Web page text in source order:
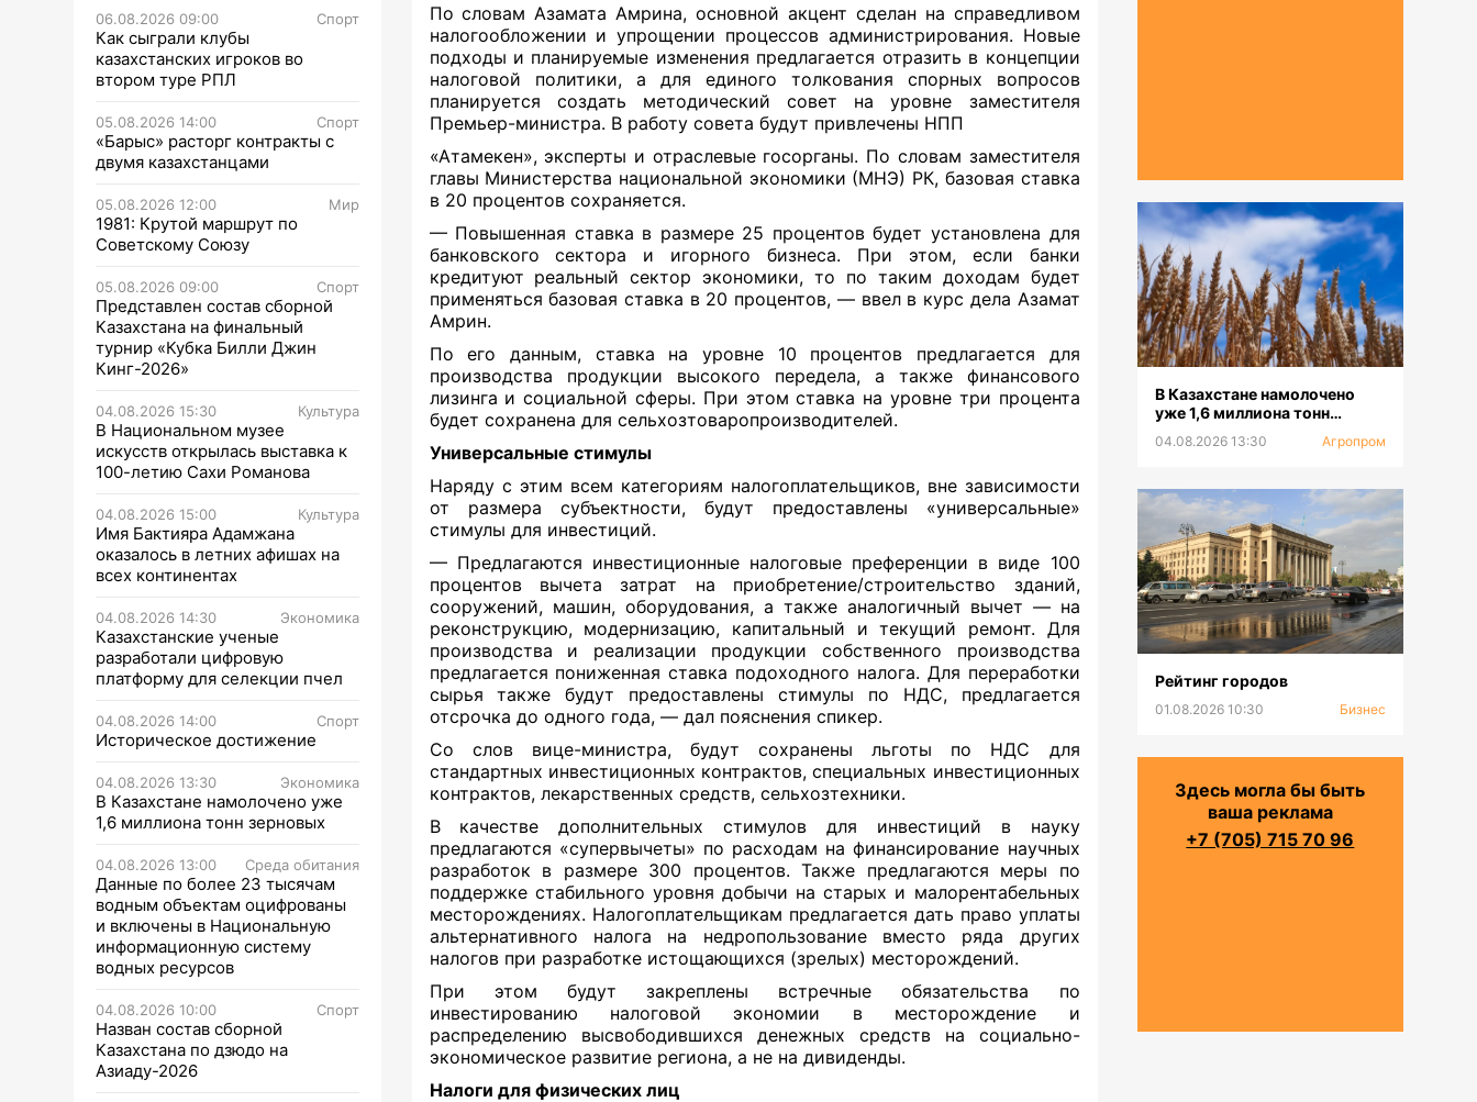
06.08.2026 09:00 Спорт
Как сыграли клубы
казахстанских игроков во
втором туре РПЛ
05.08.2026 14:00 Спорт
«Барыс» расторг контракты с
двумя казахстанцами
05.08.2026 12:00 Мир
1981: Крутой маршрут по
Советскому Союзу
05.08.2026 09:00 Спорт
Представлен состав сборной
Казахстана на финальный
турнир «Кубка Билли Джин
Кинг-2026»
04.08.2026 15:30 Культура
В Национальном музее
искусств открылась выставка к
100-летию Сахи Романова
04.08.2026 15:00 Культура
Имя Бактияра Адамжана
оказалось в летних афишах на
всех континентах
04.08.2026 14:30 Экономика
Казахстанские ученые
разработали цифровую
платформу для селекции пчел
04.08.2026 14:00 Спорт
Историческое достижение
04.08.2026 13:30 Экономика
В Казахстане намолочено уже
1,6 миллиона тонн зерновых
04.08.2026 13:00 Среда обитания
Данные по более 23 тысячам
водным объектам оцифрованы
и включены в Национальную
информационную систему
водных ресурсов
04.08.2026 10:00 Спорт
Назван состав сборной
Казахстана по дзюдо на
Азиаду-2026
По словам Азамата Амрина, основной акцент сделан на справедливом
налогообложении и упрощении процессов администрирования. Новые
подходы и планируемые изменения предлагается отразить в концепции
налоговой политики, а для единого толкования спорных вопросов
планируется создать методический совет на уровне заместителя
Премьер-министра. В работу совета будут привлечены НПП
«Атамекен», эксперты и отраслевые госорганы. По словам заместителя
главы Министерства национальной экономики (МНЭ) РК, базовая ставка
в 20 процентов сохраняется.
— Повышенная ставка в размере 25 процентов будет установлена для
банковского сектора и игорного бизнеса. При этом, если банки
кредитуют реальный сектор экономики, то по таким доходам будет
применяться базовая ставка в 20 процентов, — ввел в курс дела Азамат
Амрин.
По его данным, ставка на уровне 10 процентов предлагается для
производства продукции высокого передела, а также финансового
лизинга и социальной сферы. При этом ставка на уровне три процента
будет сохранена для сельхозтоваропроизводителей.
Универсальные стимулы
Наряду с этим всем категориям налогоплательщиков, вне зависимости
от размера субъектности, будут предоставлены «универсальные»
стимулы для инвестиций.
— Предлагаются инвестиционные налоговые преференции в виде 100
процентов вычета затрат на приобретение/строительство зданий,
сооружений, машин, оборудования, а также аналогичный вычет — на
реконструкцию, модернизацию, капитальный и текущий ремонт. Для
производства и реализации продукции собственного производства
предлагается пониженная ставка подоходного налога. Для переработки
сырья также будут предоставлены стимулы по НДС, предлагается
отсрочка до одного года, — дал пояснения спикер.
Со слов вице-министра, будут сохранены льготы по НДС для
стандартных инвестиционных контрактов, специальных инвестиционных
контрактов, лекарственных средств, сельхозтехники.
В качестве дополнительных стимулов для инвестиций в науку
предлагаются «супервычеты» по расходам на финансирование научных
разработок в размере 300 процентов. Также предлагаются меры по
поддержке стабильного уровня добычи на старых и малорентабельных
месторождениях. Налогоплательщикам предлагается дать право уплаты
альтернативного налога на недропользование вместо ряда других
налогов при разработке истощающихся (зрелых) месторождений.
При этом будут закреплены встречные обязательства по
инвестированию налоговой экономии в месторождение и
распределению высвободившихся денежных средств на социально-
экономическое развитие региона, а не на дивиденды.
Налоги для физических лиц
В Казахстане намолочено
уже 1,6 миллиона тонн
04.08.2026 13:30 Агропром
Рейтинг городов
01.08.2026 10:30 Бизнес
Здесь могла бы быть
ваша реклама
+7 (705) 715 70 96